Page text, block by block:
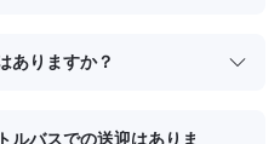
ありますか？
バスでの送迎はありま